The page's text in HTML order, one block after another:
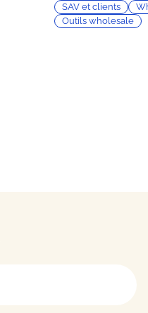
SAV et clients
Outils wholesale